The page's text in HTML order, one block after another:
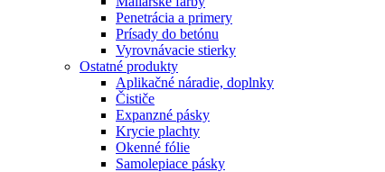
Penetrácia a primery
Prísady do betónu
Vyrovnávacie stierky
Ostatné produkty
Aplikačné náradie, doplnky
Čističe
Expanzné pásky
Krycie plachty
Okenné fólie
Samolepiace pásky